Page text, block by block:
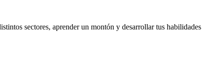
sectores, aprender un montón y desarrollar tus habilidades